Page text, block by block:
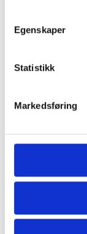
Egenskaper
Statistikk
Markedsføring
Jutevev, 300 x